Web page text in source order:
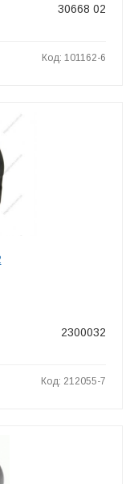
30668 02
Код: 101162-6
2300032
Код: 212055-7